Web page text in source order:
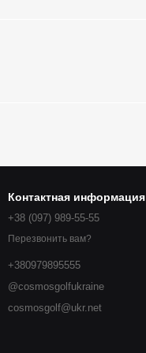
Контактная информация
+38 (097) 989-55-55
Перезвонить вам?
+380979895555
@cosmosgolfukraine
cosmosgolf@ukr.net